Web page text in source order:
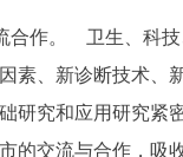
作。 卫生、科技
素、新诊断技术、
研究和应用研究
的交流与合作，吸